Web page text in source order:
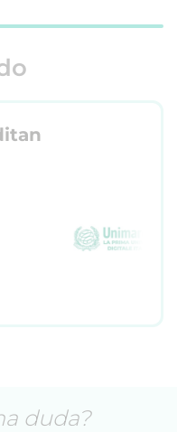
duda?